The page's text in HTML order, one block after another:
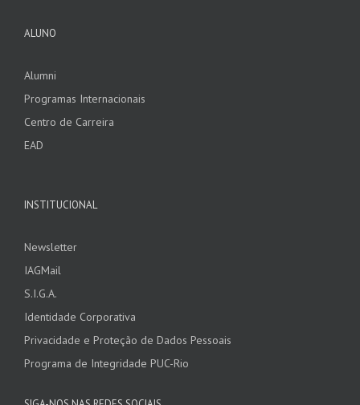
ALUNO
Alumni
Programas Internacionais
Centro de Carreira
EAD
INSTITUCIONAL
Newsletter
IAGMail
S.I.G.A.
Identidade Corporativa
Privacidade e Proteção de Dados Pessoais
Programa de Integridade PUC-Rio